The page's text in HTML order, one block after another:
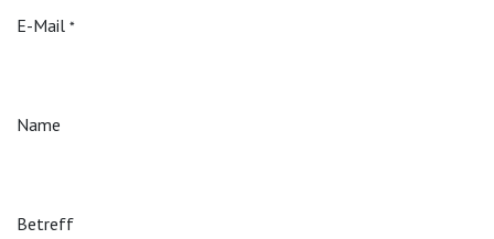
E-Mail *
Name
Betreff